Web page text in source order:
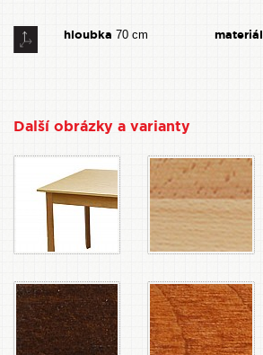
hloubka 70 cm materiál
Další obrázky a varianty